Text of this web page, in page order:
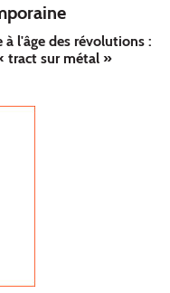
l'âge des révolutions :
tract sur métal »